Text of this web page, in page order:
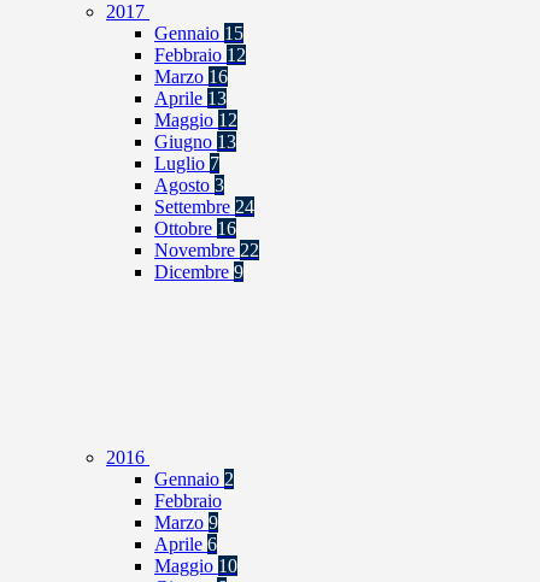
2017
Gennaio 15
Febbraio 12
Marzo 16
Aprile 13
Maggio 12
Giugno 13
Luglio 7
Agosto 3
Settembre 24
Ottobre 16
Novembre 22
Dicembre 9
2016
Gennaio 2
Febbraio
Marzo 9
Aprile 6
Maggio 10